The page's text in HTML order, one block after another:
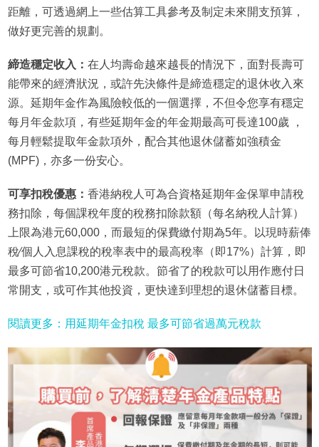
距離，可透過網上一些估算工具參考及制定未來開支預算，
做好更完善的規劃。
締造穩定收入： 在人均壽命越來越長的情況下，面對長壽可
能帶來的經濟狀況，或許先決條件是締造穩定的退休收入來
源。延期年金作為風險較低的一個選擇，不但令您享有穩定
每月年金款項，有些延期年金的年金期最高可長達100歲 ，
每月輕鬆提取年金款項外，配合其他退休儲蓄如強積金
(MPF)，亦多一份安心。
可享扣稅優惠： 香港納稅人可為合資格延期年金保單申請稅
務扣除，每個課稅年度的稅務扣除款額（每名納稅人計算）
上限為港元60,000，而最短的保費繳付期為5年。以現時薪俸
稅∕個人入息課稅的稅率表中的最高稅率（即17%）計算，即
最多可節省10,200港元稅款。節省了的稅款可以用作應付日
常開支，或可作其他投資，更快達到理想的退休儲蓄目標。
閱讀更多：用延期年金扣稅 最多可節省過萬元稅款